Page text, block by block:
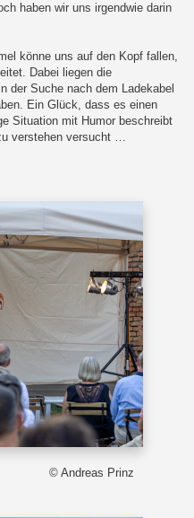
haben wir uns irgendwie darin
könne uns auf den Kopf fallen,
Dabei liegen die
der Suche nach dem Ladekabel
Ein Glück, dass es einen
Situation mit Humor beschreibt
verstehen versucht …
© Andreas Prinz